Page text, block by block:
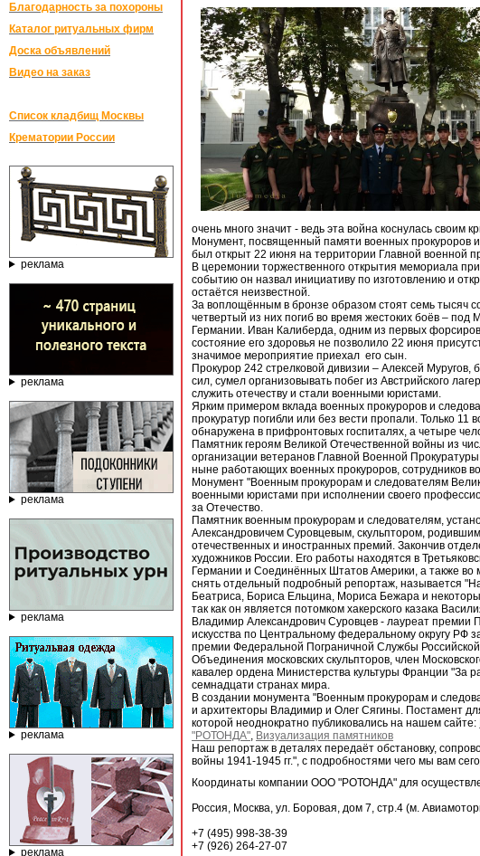
Благодарность за похороны
Каталог ритуальных фирм
Доска объявлений
Видео на заказ
Список кладбищ Москвы
Крематории России
реклама
реклама
реклама
реклама
реклама
реклама
очень много значит - ведь эта война коснулась
Монумент, посвященный памяти военных прокуроров
был открыт 22 июня на территории Главной военной
В церемонии торжественного открытия мемориала
событию он назвал инициативу по изготовлению и
остаётся неизвестной.
За воплощённым в бронзе образом стоят семь тысяч
четвертый из них погиб во время жестоких боёв –
Германии. Иван Калиберда, одним из первых
состояние его здоровья не позволило 22 июня
значимое мероприятие приехал его сын.
Прокурор 242 стрелковой дивизии – Алексей
сил, сумел организовывать побег из Австрийского
служить отечеству и стали военными юристами.
Ярким примером вклада военных прокуроров и
прокуратур погибли или без вести пропали. Только
обнаружена в прифронтовых госпиталях, а четыре
Памятник героям Великой Отечественной войны из
организации ветеранов Главной Военной
ныне работающих военных прокуроров, сотрудников
Монумент "Военным прокурорам и следователям
военными юристами при исполнении своего
за Отечество.
Памятник военным прокурорам и следователям,
Александровичем Суровцевым, скульптором,
отечественных и иностранных премий. Закончив
художников России. Его работы находятся в
Германии и Соединённых Штатов Америки, а также во
снять отдельный подробный репортаж, называется
Беатриса, Бориса Ельцина, Мориса Бежара и
так как он является потомком хакерского казака
Владимир Александрович Суровцев - лауреат премии
искусства по Центральному федеральному округу РФ
премии Федеральной Пограничной Службы
Объединения московских скульпторов, член
кавалер ордена Министерства культуры Франции "За
семнадцати странах мира.
В создании монумента "Военным прокурорам и
и архитекторы Владимир и Олег Сягины. Постамент
которой неоднократно публиковались на нашем сайте:
"РОТОНДА", Визуализация памятников
Наш репортаж в деталях передаёт обстановку,
войны 1941-1945 гг.", с подробностями чего мы вам
Координаты компании ООО "РОТОНДА" для
Россия, Москва, ул. Боровая, дом 7, стр.4 (м.
+7 (495) 998-38-39
+7 (926) 264-27-07